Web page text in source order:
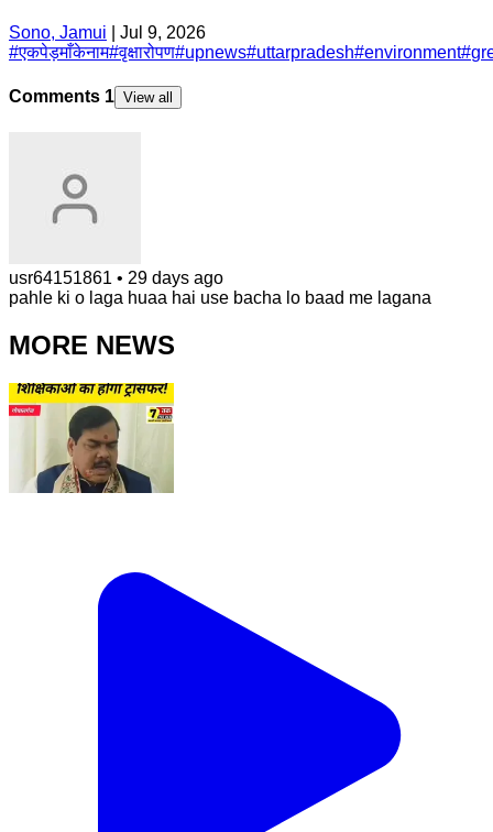
Sono, Jamui
Jul 9, 2026
#एकपेड़माँकेनाम#वृक्षारोपण#upnews#uttarpradesh#environment#
Comments 1 View all
usr64151861 • 29 days ago
pahle ki o laga huaa hai use bacha lo baad me lagana
MORE NEWS